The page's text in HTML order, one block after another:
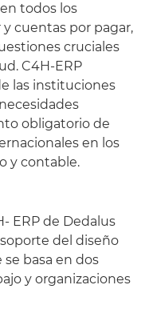
todos los
cuentas por pagar,
cruciales
C4H-ERP
las instituciones
obligatorio de
en los
y contable.
ERP de Dedalus
del diseño
basa en dos
y organizaciones